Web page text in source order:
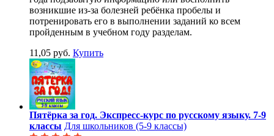
возникшие из-за болезней ребёнка пробелы и
потренировать его в выполнении заданий ко всем
пройденным в учебном году разделам.
11,05 руб. Купить
Пятёрка за год. Экспресс-курс по русскому языку. 7-9
классы Для школьников (5-9 классы)